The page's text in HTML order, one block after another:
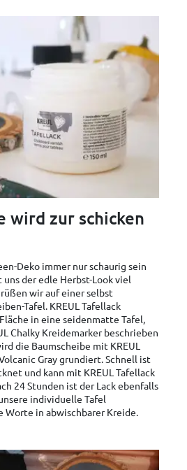
wird zur schicken
Deko immer nur schaurig sein
uns der edle Herbst-Look viel
wir auf einer selbst
Tafel. KREUL Tafellack
in eine seidenmatte Tafel,
Chalky Kreidemarker beschrieben
die Baumscheibe mit KREUL
Gray grundiert. Schnell ist
und kann mit KREUL Tafellack
24 Stunden ist der Lack ebenfalls
individuelle Tafel
in abwischbarer Kreide.